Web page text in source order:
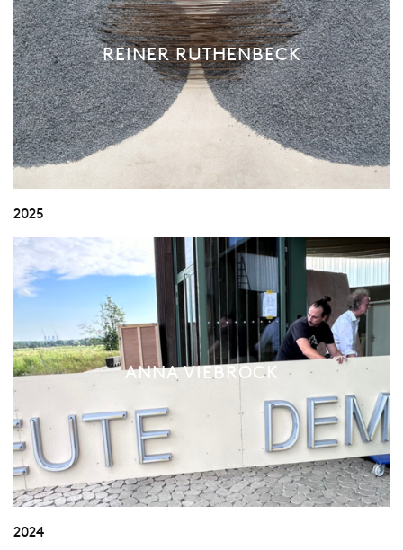
REINER RUTHENBECK
2025
ANNA VIEBROCK
2024